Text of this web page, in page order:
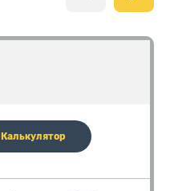
Калькулятор